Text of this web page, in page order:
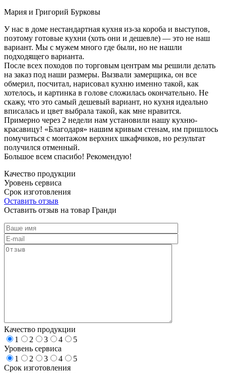
Мария и Григорий Бурковы
У нас в доме нестандартная кухня из-за короба и выступов,
поэтому готовые кухни (хоть они и дешевле) — это не наш
вариант. Мы с мужем много где были, но не нашли
подходящего варианта.
После всех походов по торговым центрам мы решили делать
на заказ под наши размеры. Вызвали замерщика, он все
обмерил, посчитал, нарисовал кухню именно такой, как
хотелось, и картинка в голове сложилась окончательно. Не
скажу, что это самый дешевый вариант, но кухня идеально
вписалась и цвет выбрала такой, как мне нравится.
Примерно через 2 недели нам установили нашу кухню-
красавицу! «Благодаря» нашим кривым стенам, им пришлось
помучиться с монтажом верхних шкафчиков, но результат
получился отменный.
Большое всем спасибо! Рекомендую!
Качество продукции
Уровень сервиса
Срок изготовления
Оставить отзыв
Оставить отзыв на товар Гранди
Качество продукции
1
2 3 4
5
Уровень сервиса
1
2 3 4
5
Срок изготовления